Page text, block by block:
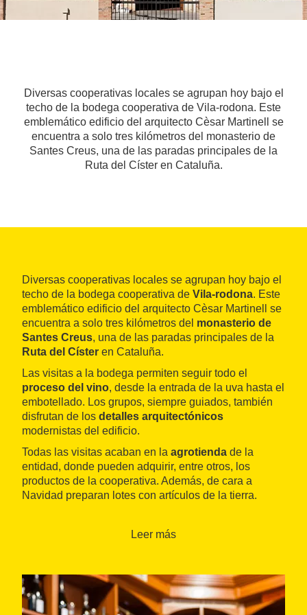
Diversas cooperativas locales se agrupan hoy bajo el
techo de la bodega cooperativa de Vila-rodona. Este
emblemático edificio del arquitecto Cèsar Martinell se
encuentra a solo tres kilómetros del monasterio de
Santes Creus, una de las paradas principales de la
Ruta del Císter en Cataluña.
Diversas cooperativas locales se agrupan hoy bajo el
techo de la bodega cooperativa de Vila-rodona. Este
emblemático edificio del arquitecto Cèsar Martinell se
encuentra a solo tres kilómetros del monasterio de
Santes Creus, una de las paradas principales de la
Ruta del Císter en Cataluña.
Las visitas a la bodega permiten seguir todo el
proceso del vino, desde la entrada de la uva hasta el
embotellado. Los grupos, siempre guiados, también
disfrutan de los detalles arquitectónicos
modernistas del edificio.
Todas las visitas acaban en la agrotienda de la
entidad, donde pueden adquirir, entre otros, los
productos de la cooperativa. Además, de cara a
Navidad preparan lotes con artículos de la tierra.
dimensiones inmensasdesde todos los puntos de
Destaca la
fachada modernista, construida aquel
mismo año, y que presenta la típica imagen deladrillo
visto y cerámica que el arquitecto dejó en gran parte
Leer más